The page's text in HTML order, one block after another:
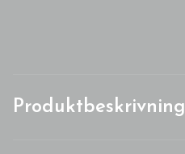
Produktbeskrivning